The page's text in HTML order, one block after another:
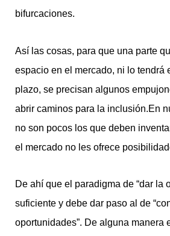
bifurcaciones.
Así las cosas, para que una parte
espacio en el mercado, ni lo tendrá
plazo, se precisan algunos
abrir caminos para la inclusión.En
no son pocos los que deben
el mercado no les ofrece
De ahí que el paradigma de “dar la
suficiente y debe dar paso al de
oportunidades”. De alguna manera